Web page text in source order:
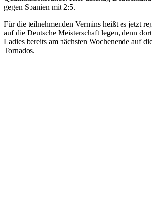
gegen Spanien mit 2:5.
Für die teilnehmenden Vermins heißt es jetzt
auf die Deutsche Meisterschaft legen, denn
Ladies bereits am nächsten Wochenende auf
Tornados.